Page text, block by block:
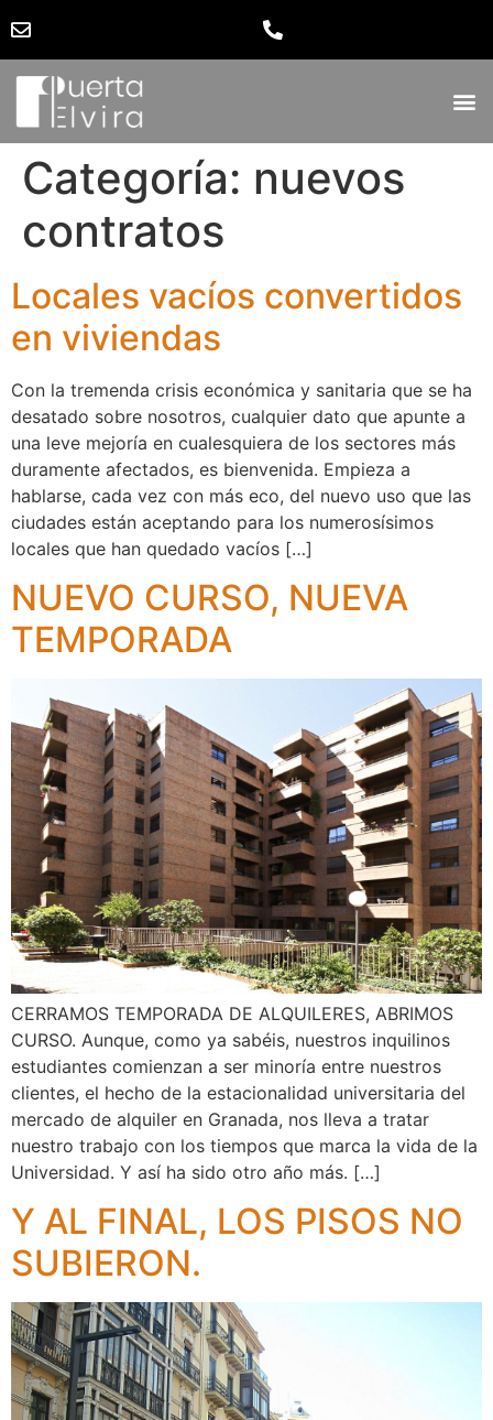
Categoría: nuevos
contratos
Locales vacíos convertidos
en viviendas
Con la tremenda crisis económica y sanitaria que se ha
desatado sobre nosotros, cualquier dato que apunte a
una leve mejoría en cualesquiera de los sectores más
duramente afectados, es bienvenida. Empieza a
hablarse, cada vez con más eco, del nuevo uso que las
ciudades están aceptando para los numerosísimos
locales que han quedado vacíos […]
NUEVO CURSO, NUEVA
TEMPORADA
CERRAMOS TEMPORADA DE ALQUILERES, ABRIMOS
CURSO. Aunque, como ya sabéis, nuestros inquilinos
estudiantes comienzan a ser minoría entre nuestros
clientes, el hecho de la estacionalidad universitaria del
mercado de alquiler en Granada, nos lleva a tratar
nuestro trabajo con los tiempos que marca la vida de la
Universidad. Y así ha sido otro año más. […]
Y AL FINAL, LOS PISOS NO
SUBIERON.